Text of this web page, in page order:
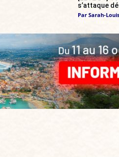
s’attaque
Par Sarah-